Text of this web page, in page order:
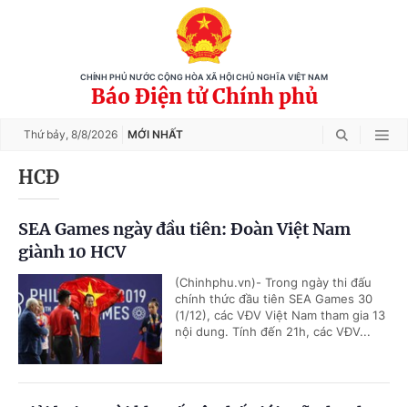
CHÍNH PHỦ NƯỚC CỘNG HÒA XÃ HỘI CHỦ NGHĨA VIỆT NAM
Báo Điện tử Chính phủ
Thứ bảy, 8/8/2026 MỚI NHẤT
HCĐ
SEA Games ngày đầu tiên: Đoàn Việt Nam
giành 10 HCV
(Chinhphu.vn)- Trong ngày thi đấu
chính thức đầu tiên SEA Games 30
(1/12), các VĐV Việt Nam tham gia 13
nội dung. Tính đến 21h, các VĐV...